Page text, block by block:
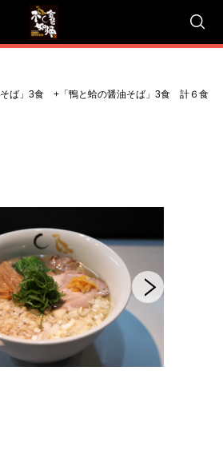
ば」3食 +「鴨と蛤の醤油そば」3食 計６食